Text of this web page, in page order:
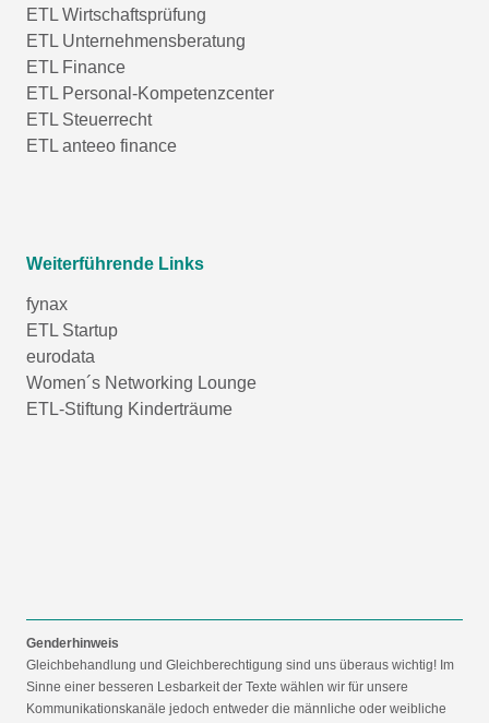
ETL Wirtschaftsprüfung
ETL Unternehmensberatung
ETL Finance
ETL Personal-Kompetenzcenter
ETL Steuerrecht
ETL anteeo finance
Weiterführende Links
fynax
ETL Startup
eurodata
Women´s Networking Lounge
ETL-Stiftung Kinderträume
Genderhinweis
Gleichbehandlung und Gleichberechtigung sind uns überaus wichtig! Im
Sinne einer besseren Lesbarkeit der Texte wählen wir für unsere
Kommunikationskanäle jedoch entweder die männliche oder weibliche